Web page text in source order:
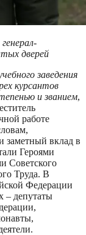
дверей
заведения
курсантов
и званием,
работе
заметный вклад в
Героями
Советского
Труда. В
Федерации
– депутаты